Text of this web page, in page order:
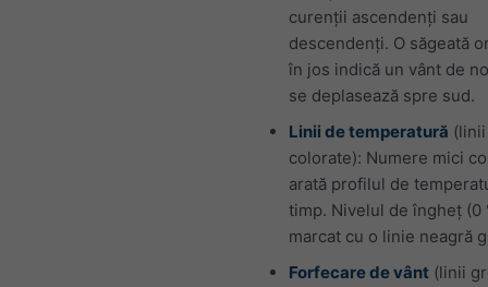
curenții ascendenți sau
descendenți. O săgeată
în jos indică un vânt de
se deplasează spre sud.
Linii de temperatură
colorate): Numere mici
arată profilul de
timp. Nivelul de îngheț (0
marcat cu o linie neagră
Forfecare de vânt (linii